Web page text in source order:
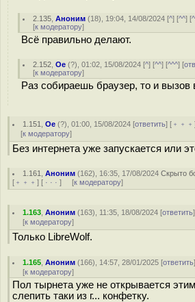
2.135 ,Аноним (18), 19:04, 14/08/2024 [^] [^^] [
[к модератору]
Всё правильно делают.
2.152 ,Oe (?), 01:02, 15/08/2024 [^] [^^] [^^^] [
[к модератору]
Раз собираешь браузер, то и
1.151 ,Oe (?), 01:00, 15/08/2024 [ответить] [ ﹢﹢﹢
[к модератору]
Без интернета уже запускается или
1.161 ,Аноним (162), 16:35, 17/08/2024Скрыто
[ ﹢﹢﹢ ] [ · · · ] [к модератору]
1.163 ,Аноним (163), 11:35, 18/08/2024 [ответить
[к модератору]
Только LibreWolf.
1.165 ,Аноним (166), 14:57, 28/01/2025 [ответить
[к модератору]
Пол тырнета уже не открывается
слепить таки из г... конфетку.